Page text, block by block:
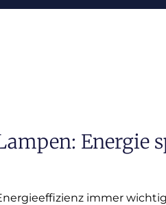
Energie
immer